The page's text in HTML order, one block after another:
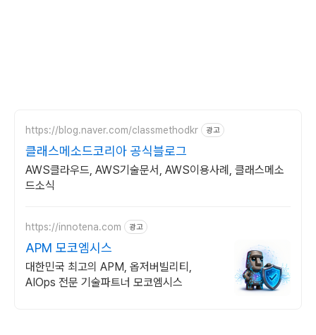
https://blog.naver.com/classmethodkr 광고
클래스메소드코리아 공식블로그
AWS클라우드, AWS기술문서, AWS이용사례, 클래스메소
드소식
https://innotena.com 광고
APM 모코엠시스
대한민국 최고의 APM, 옵저버빌리티,
AIOps 전문 기술파트너 모코엠시스